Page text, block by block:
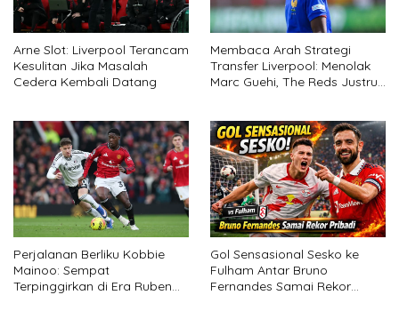
Arne Slot: Liverpool Terancam
Kesulitan Jika Masalah
Cedera Kembali Datang
Membaca Arah Strategi
Transfer Liverpool: Menolak
Marc Guehi, The Reds Justru
Perjalanan Berliku Kobbie
Mainoo: Sempat
Terpinggirkan di Era Ruben
Gol Sensasional Sesko ke
Fulham Antar Bruno
Fernandes Samai Rekor